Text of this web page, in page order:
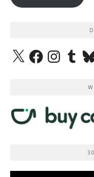
X FacebookInstagramTumblr